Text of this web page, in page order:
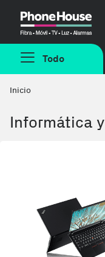
Todo
Inicio
Informática